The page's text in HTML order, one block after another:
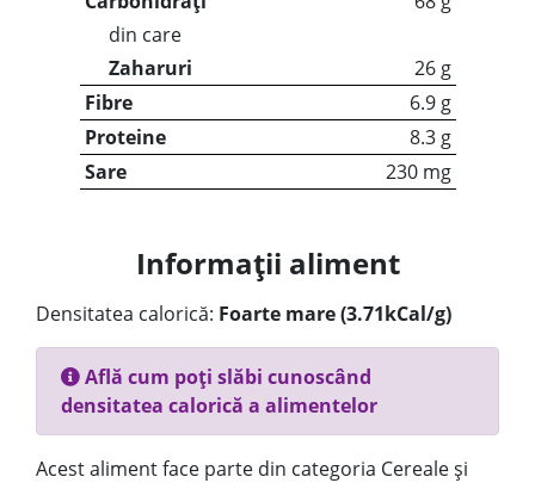
din care
Zaharuri
26 g
Fibre
6.9 g
Proteine
8.3 g
Sare
230 mg
Informații aliment
Densitatea calorică: Foarte mare (3.71kCal/g)
Află cum poți slăbi cunoscând
densitatea calorică a alimentelor
Acest aliment face parte din categoria Cereale și